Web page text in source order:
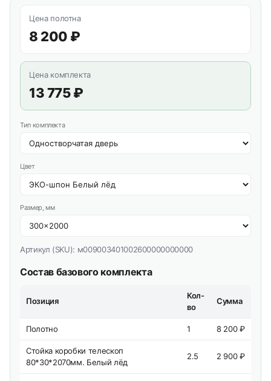
Цена полотна
8 200 ₽
Цена комплекта
13 775 ₽
Тип комплекта
Цвет
Размер, мм
Артикул (SKU): м009003401002600000000000
Состав базового комплекта
Позиция
Кол-
во
Сумма
Полотно 1 8 200 ₽
Стойка коробки телескоп
80*30*2070мм. Белый лёд
2.5 2 900 ₽